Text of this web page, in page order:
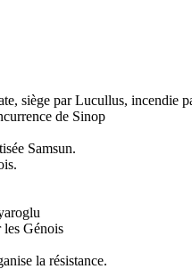
siège par Lucullus, incendie
de Sinop
Samsun.
les Génois
la résistance.